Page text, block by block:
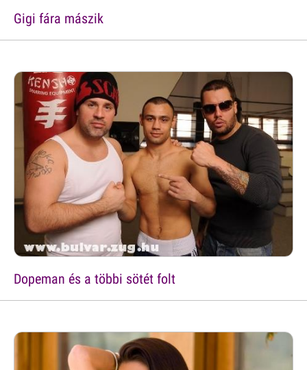
Gigi fára mászik
Dopeman és a többi sötét folt